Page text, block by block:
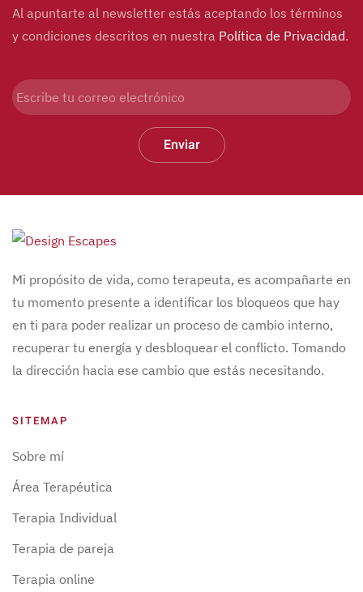
Al apuntarte al newsletter estás aceptando los términos
y condiciones descritos en nuestra Política de Privacidad.
Enviar
Mi propósito de vida, como terapeuta, es acompañarte en
tu momento presente a identificar los bloqueos que hay
en ti para poder realizar un proceso de cambio interno,
recuperar tu energía y desbloquear el conflicto. Tomando
la dirección hacia ese cambio que estás necesitando.
SITEMAP
Sobre mí
Área Terapéutica
Terapia Individual
Terapia de pareja
Terapia online